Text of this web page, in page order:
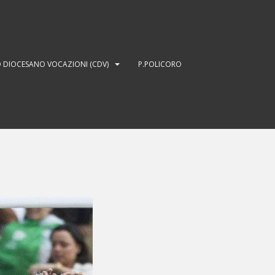
DIOCESANO VOCAZIONI (CDV) P.POLICORO